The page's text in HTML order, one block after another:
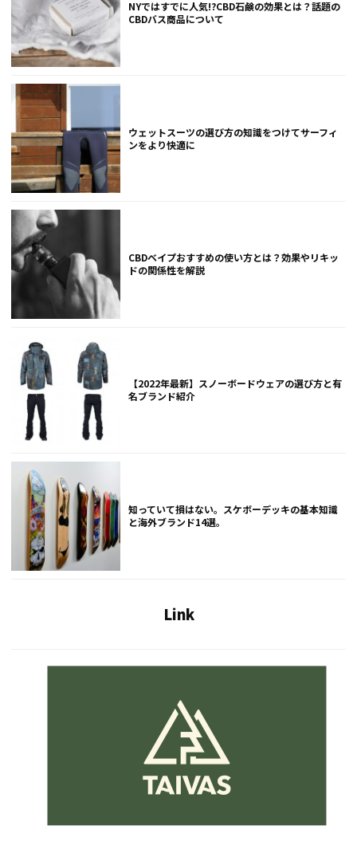
NYではすでに人気!?CBD石鹸の効果とは？話題の
CBDバス商品について
ウェットスーツの選び方の知識をつけてサーフィ
ンをより快適に
CBDベイプおすすめの使い方とは？効果やリキッ
ドの関係性を解説
【2022年最新】スノーボードウェアの選び方と有
名ブランド紹介
知っていて損はない。スケボーデッキの基本知識
と海外ブランド14選。
Link